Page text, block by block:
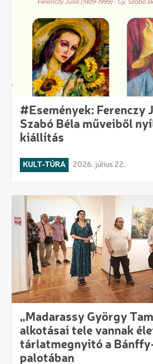
#Események: Ferenczy
Szabó Béla műveiből
kiállítás
KULT-TÚRA 2026. július 22.
„Madarassy György
alkotásai tele vannak
tárlatmegnyitó a
palotában